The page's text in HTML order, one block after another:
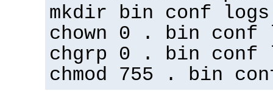
mkdir bin conf logs
chown 0 . bin conf
chgrp 0 . bin conf
chmod 755 . bin